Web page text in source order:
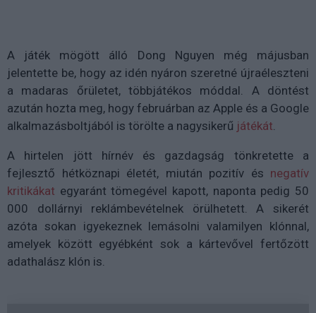
A játék mögött álló Dong Nguyen még májusban
jelentette be, hogy az idén nyáron szeretné újraéleszteni
a madaras őrületet, többjátékos móddal. A döntést
azután hozta meg, hogy februárban az Apple és a Google
alkalmazásboltjából is törölte a nagysikerű játékát.
A hirtelen jött hírnév és gazdagság tönkretette a
fejlesztő hétköznapi életét, miután pozitív és negatív
kritikákat egyaránt tömegével kapott, naponta pedig 50
000 dollárnyi reklámbevételnek örülhetett. A sikerét
azóta sokan igyekeznek lemásolni valamilyen klónnal,
amelyek között egyébként sok a kártevővel fertőzött
adathalász klón is.